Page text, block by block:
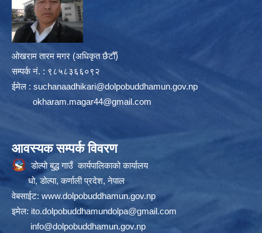
ओखराम तारम मगर (अधिकृत छैटौँ)
सम्पर्क न‌ं. : ९८५८३६६०९२
ईमेल : suchanaadhikari@dolpobuddhamun.gov.np
okharam.magar44@gmail.com
आवस्यक सम्पर्क विवरण
डोल्पो बुद्ध गाउँ कार्यपालिकाको कार्यालय
धो, डोल्पा, कर्णाली प्रदेश, नेपाल
वेबसाईट: www.dolpobuddhamun.gov.np
इमेल: ito.dolpobuddhamundolpa@gmail.com
info@dolpobuddhamun.gov.np